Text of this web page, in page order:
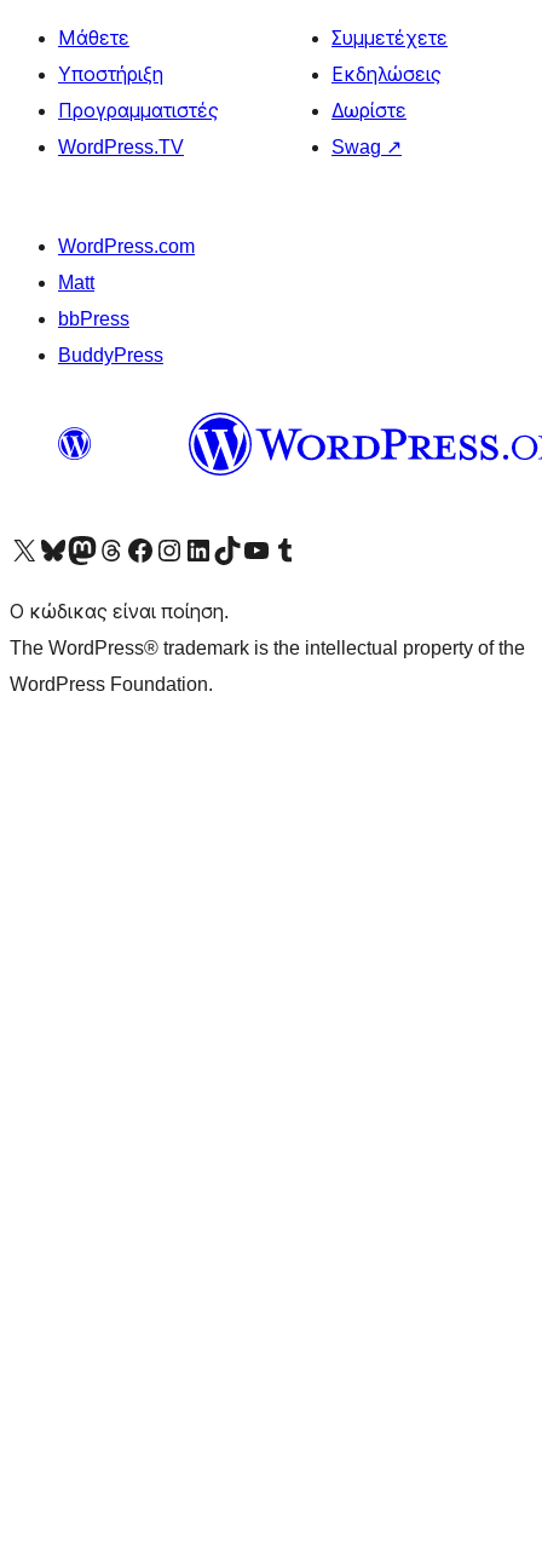
Μάθετε
Υποστήριξη
Προγραμματιστές
WordPress.TV
Συμμετέχετε
Εκδηλώσεις
Δωρίστε
Swag ↗
WordPress.com
Matt
bbPress
BuddyPress
Visit our X (formerly Twitter) account
Visit our Bluesky account
Επισκεφθείτε τον λογαριασμό μας στο Mastodon
Visit our Threads account
Επισκεφτείτε τη σελίδα μας στο Facebook
Επισκεφθείτε τον λογαριασμό μας Instagram
Επισκεφθείτε τον λογαριασμό μας LinkedIn
Visit our TikTok account
Visit our YouTube channel
Visit our Tumblr account
Ο κώδικας είναι ποίηση.
The WordPress® trademark is the intellectual property of the
WordPress Foundation.